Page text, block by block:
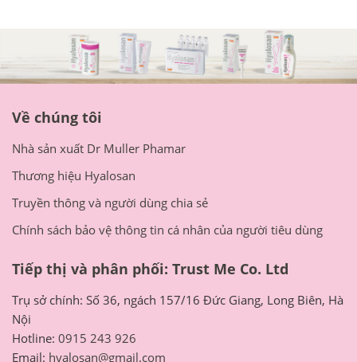
Về chúng tôi
Nhà sản xuất Dr Muller Phamar
Thương hiệu Hyalosan
Truyền thông và người dùng chia sẻ
Chính sách bảo vệ thông tin cá nhân của người tiêu dùng
Tiếp thị và phân phối: Trust Me Co. Ltd
Trụ sở chính: Số 36, ngách 157/16 Đức Giang, Long Biên, Hà
Nội
Hotline: 0915 243 926
Email: hyalosan@gmail.com